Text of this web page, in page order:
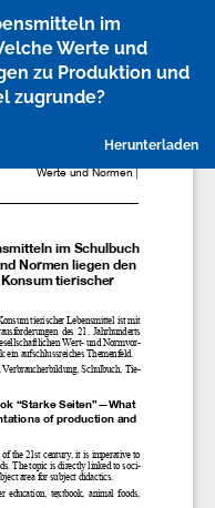
im
Werte und
zu Produktion und
zugrunde?
Herunterladen